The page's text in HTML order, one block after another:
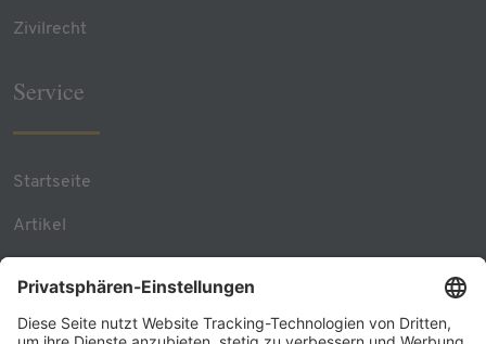
Zivilrecht
Service
Startseite
Artikel